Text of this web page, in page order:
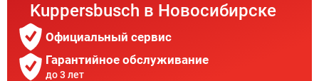
Kuppersbusch в Новосибирске
Официальный сервис
Гарантийное обслуживание
до 3 лет